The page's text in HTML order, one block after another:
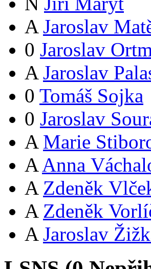
A Jaroslav
0 Jaroslav
A Jaroslav
0 Tomáš Sojka
0 Jaroslav
A Marie
A Anna
A Zdeněk
A Zdeněk
A Jaroslav